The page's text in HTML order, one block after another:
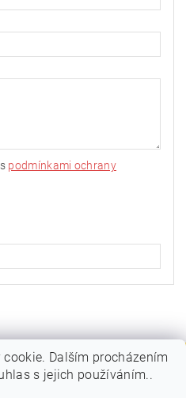
podmínkami ochrany
| VITRÍNY A NÁSTĚNKY |
Dalším procházením
s jejich používáním..